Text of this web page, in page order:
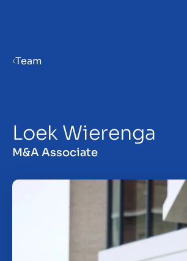
Prodaja podjetja
Vpogledi
Team
Loek Wierenga
M&A Associate